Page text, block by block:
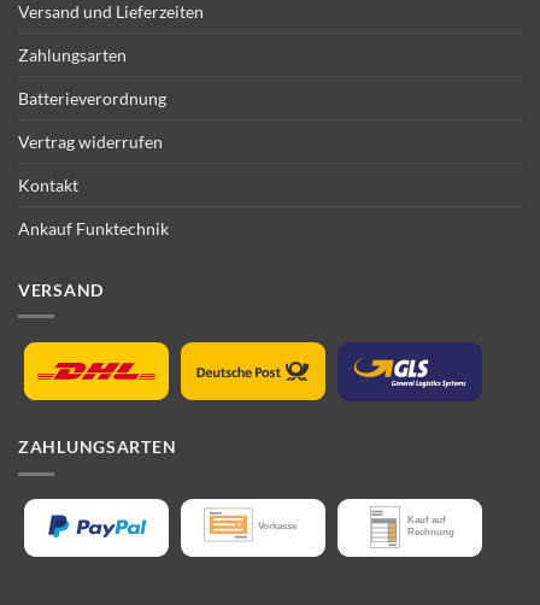
Versand und Lieferzeiten
Zahlungsarten
Batterieverordnung
Vertrag widerrufen
Kontakt
Ankauf Funktechnik
VERSAND
ZAHLUNGSARTEN